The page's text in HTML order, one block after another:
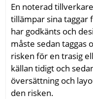
En noterad
tillämpar sina
har godkänts och
måste sedan taggas
risken för en trasig
källan tidigt och
översättning och
den risken.